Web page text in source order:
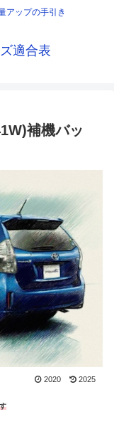
アップの手引き
適合表
補機バッ
2020 2025